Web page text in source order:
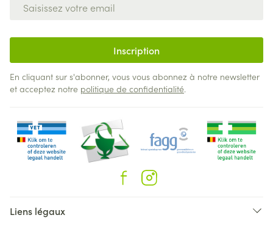
Inscription
En cliquant sur s'abonner, vous vous abonnez à notre newsletter
et acceptez notre politique de confidentialité.
Liens légaux